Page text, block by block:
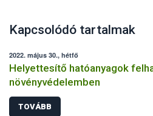
Kapcsolódó tartalmak
2022. május 30., hétfő
Helyettesítő hatóanyagok
növényvédelemben
TOVÁBB